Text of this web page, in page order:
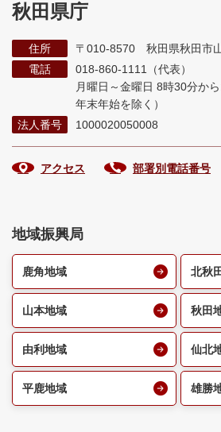
秋田県庁
住所
〒010-8570 秋田県秋田市
電話
018-860-1111（代表）
月曜日～金曜日 8時30分か
年末年始を除く）
法人番号
1000020050008
アクセス 部署別電話番号
地域振興局
鹿角地域 北秋
山本地域 秋田
由利地域 仙北
平鹿地域 雄勝